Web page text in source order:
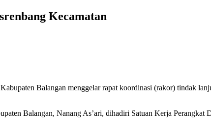
Kecamatan
Balangan menggelar rapat koordinasi (rakor) tindak
Balangan, Nanang As’ari, dihadiri Satuan Kerja Perangkat